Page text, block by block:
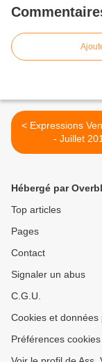
< Expressions Vendéennes
- Juillet
Hébergé par
Top articles
Pages
Contact
Signaler un abus
C.G.U.
Cookies et données
Préférences cookies